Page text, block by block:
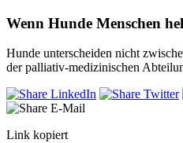
Wenn Hunde Menschen
Hunde unterscheiden nicht
der palliativ-medizinischen
Link kopiert